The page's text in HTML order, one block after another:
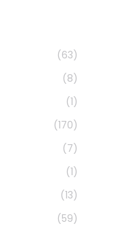
(63)
(8)
(1)
(170)
(7)
(1)
(13)
(59)